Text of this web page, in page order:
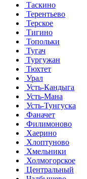
Таскино
Терентьево
Терское
Тигино
Топольки
Тугач
Тургужан
Тюхтет
Урал
Усть-Кандыга
Усть-Мана
Усть-Тунгуска
Фаначет
Филимоново
Хаерино
Хлоптуново
Хмельники
Холмогорское
Центральный